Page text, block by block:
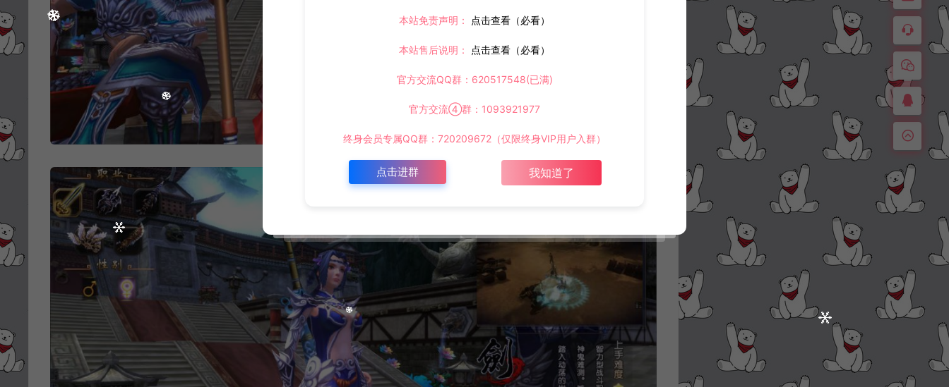
本站免责声明： 点击查看（必看）
本站售后说明： 点击查看（必看）
官方交流QQ群：620517548(已满)
官方交流④群：1093921977
终身会员专属QQ群：720209672（仅限终身VIP用户入群）
点击进群 我知道了